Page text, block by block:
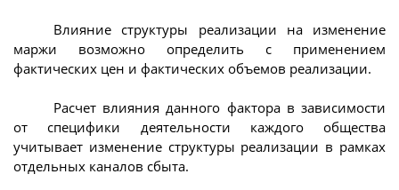
Влияние структуры реализации на изменение
маржи возможно определить с применением
фактических цен и фактических объемов реализации.
Расчет влияния данного фактора в зависимости
от специфики деятельности каждого общества
учитывает изменение структуры реализации в рамках
отдельных каналов сбыта.